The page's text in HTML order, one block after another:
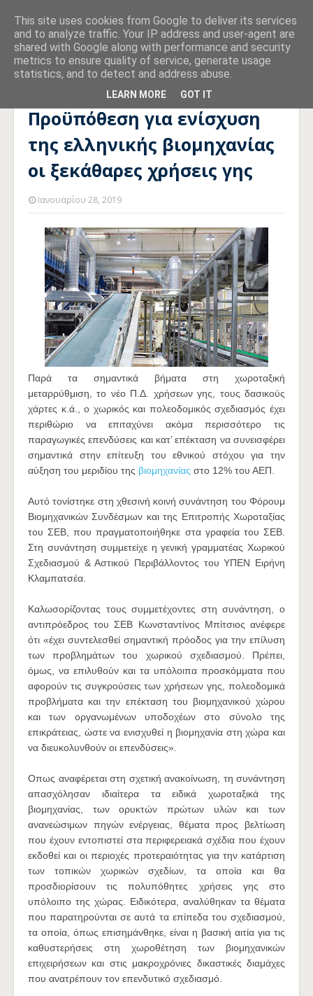
Αρχική σελίδα ΧΩΡΟΤΑΞΙΑ
Προϋπόθεση για ενίσχυση της
ελληνικής βιομηχανίας οι ξεκάθαρες χρήσεις γης
Προϋπόθεση για ενίσχυση
της ελληνικής βιομηχανίας
οι ξεκάθαρες χρήσεις γης
Ιανουαρίου 28, 2019
Παρά τα σημαντικά βήματα στη χωροταξική
μεταρρύθμιση, το νέο Π.Δ. χρήσεων γης, τους δασικούς
χάρτες κ.ά., ο χωρικός και πολεοδομικός σχεδιασμός έχει
περιθώριο να επιταχύνει ακόμα περισσότερο τις
παραγωγικές επενδύσεις και κατ’ επέκταση να συνεισφέρει
σημαντικά στην επίτευξη του εθνικού στόχου για την
αύξηση του μεριδίου της βιομηχανίας στο 12% του ΑΕΠ.
Αυτό τονίστηκε στη χθεσινή κοινή συνάντηση του Φόρουμ
Βιομηχανικών Συνδέσμων και της Επιτροπής Χωροταξίας
του ΣΕΒ, που πραγματοποιήθηκε στα γραφεία του ΣΕΒ.
Στη συνάντηση συμμετείχε η γενική γραμματέας Χωρικού
Σχεδιασμού & Αστικού Περιβάλλοντος του ΥΠΕΝ Ειρήνη
Κλαμπατσέα.
Καλωσορίζοντας τους συμμετέχοντες στη συνάντηση, ο
αντιπρόεδρος του ΣΕΒ Κωνσταντίνος Μπίτσιος ανέφερε
ότι «έχει συντελεσθεί σημαντική πρόοδος για την επίλυση
των προβλημάτων του χωρικού σχεδιασμού. Πρέπει,
όμως, να επιλυθούν και τα υπόλοιπα προσκόμματα που
αφορούν τις συγκρούσεις των χρήσεων γης, πολεοδομικά
προβλήματα και την επέκταση του βιομηχανικού χώρου
και των οργανωμένων υποδοχέων στο σύνολο της
επικράτειας, ώστε να ενισχυθεί η βιομηχανία στη χώρα και
να διευκολυνθούν οι επενδύσεις».
Οπως αναφέρεται στη σχετική ανακοίνωση, τη συνάντηση
απασχόλησαν ιδιαίτερα τα ειδικά χωροταξικά της
βιομηχανίας, των ορυκτών πρώτων υλών και των
ανανεώσιμων πηγών ενέργειας, θέματα προς βελτίωση
που έχουν εντοπιστεί στα περιφερειακά σχέδια που έχουν
εκδοθεί και οι περιοχές προτεραιότητας για την κατάρτιση
των τοπικών χωρικών σχεδίων, τα οποία και θα
προσδιορίσουν τις πολυπόθητες χρήσεις γης στο
υπόλοιπο της χώρας. Ειδικότερα, αναλύθηκαν τα θέματα
που παρατηρούνται σε αυτά τα επίπεδα του σχεδιασμού,
τα οποία, όπως επισημάνθηκε, είναι η βασική αιτία για τις
καθυστερήσεις στη χωροθέτηση των βιομηχανικών
επιχειρήσεων και στις μακροχρόνιες δικαστικές διαμάχες
που ανατρέπουν τον επενδυτικό σχεδιασμό.
This site uses cookies from Google to deliver its services
and to analyze traffic. Your IP address and user-agent are
shared with Google along with performance and security
metrics to ensure quality of service, generate usage
statistics, and to detect and address abuse.
LEARN MORE GOT IT